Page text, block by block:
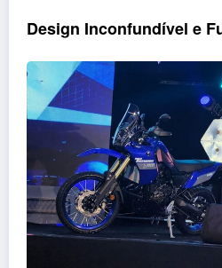
Design Inconfundível e